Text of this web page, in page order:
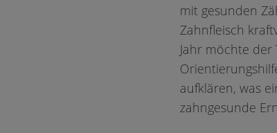
mit gesunden
Zahnfleisch
Jahr möchte
aufklären, was
zahngesunde